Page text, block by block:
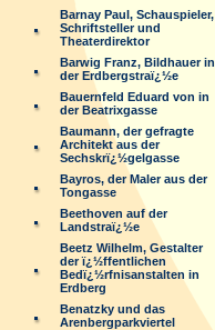
Barnay Paul, Schauspieler,
Schriftsteller und
Theaterdirektor
Barwig Franz, Bildhauer in
der Erdbergstraï¿½e
Bauernfeld Eduard von in
der Beatrixgasse
Baumann, der gefragte
Architekt aus der
Sechskrï¿½gelgasse
Bayros, der Maler aus der
Tongasse
Beethoven auf der
Landstraï¿½e
Beetz Wilhelm, Gestalter
der ï¿½ffentlichen
Bedï¿½rfnisanstalten in
Erdberg
Benatzky und das
Arenbergparkviertel